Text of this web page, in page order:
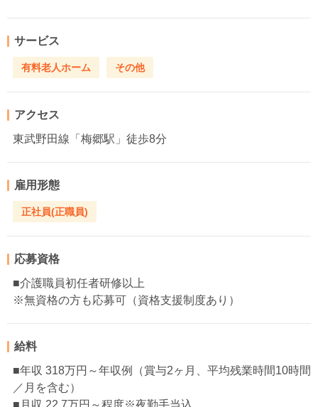
サービス
有料老人ホーム その他
アクセス
東武野田線「梅郷駅」徒歩8分
雇用形態
正社員(正職員)
応募資格
■介護職員初任者研修以上
※無資格の方も応募可（資格支援制度あり）
給料
■年収 318万円～年収例（賞与2ヶ月、平均残業時間10時間
／月を含む）
■月収 22.7万円～程度※夜勤手当込